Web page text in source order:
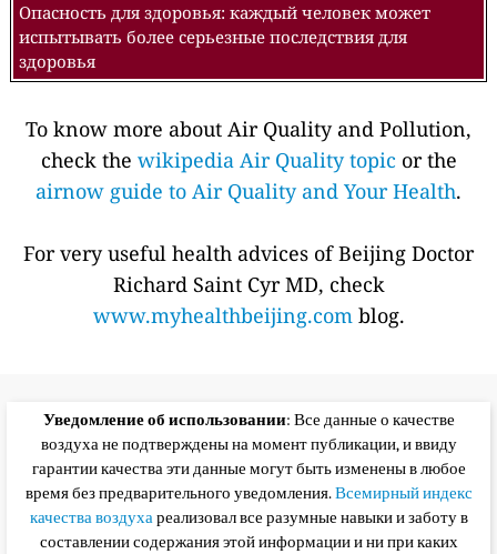
Опасность для здоровья: каждый человек может
испытывать более серьезные последствия для
здоровья
To know more about Air Quality and Pollution,
check the wikipedia Air Quality topic or the
airnow guide to Air Quality and Your Health.
For very useful health advices of Beijing Doctor
Richard Saint Cyr MD, check
www.myhealthbeijing.comblog.
Уведомление об использовании: Все данные о качестве
воздуха не подтверждены на момент публикации, и ввиду
гарантии качества эти данные могут быть изменены в любое
время без предварительного уведомления.Всемирный индекс
качества воздухареализовал все разумные навыки и заботу в
составлении содержания этой информации и ни при каких